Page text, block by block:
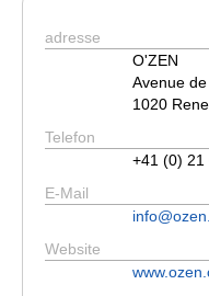
adresse
O'ZEN
Avenue
1020
Telefon
+41 (0) 21
E-Mail
Website